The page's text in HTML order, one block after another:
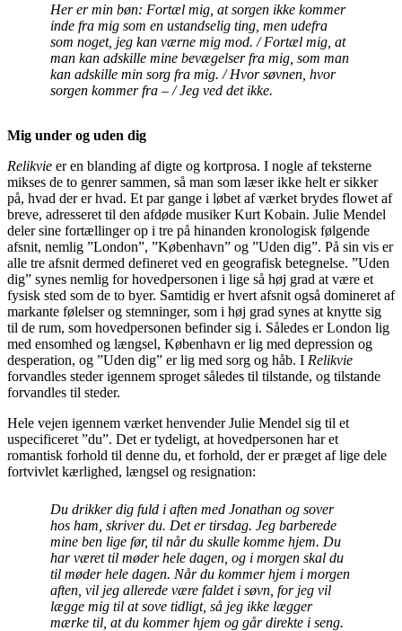
Her er min bøn: Fortæl mig, at sorgen ikke kommer
inde fra mig som en ustandselig ting, men udefra
som noget, jeg kan værne mig mod. / Fortæl mig, at
man kan adskille mine bevægelser fra mig, som man
kan adskille min sorg fra mig. / Hvor søvnen, hvor
sorgen kommer fra – / Jeg ved det ikke.
Mig under og uden dig
Relikvie er en blanding af digte og kortprosa. I nogle af teksterne
mikses de to genrer sammen, så man som læser ikke helt er sikker
på, hvad der er hvad. Et par gange i løbet af værket brydes flowet af
breve, adresseret til den afdøde musiker Kurt Kobain. Julie Mendel
deler sine fortællinger op i tre på hinanden kronologisk følgende
afsnit, nemlig ”London”, ”København” og ”Uden dig”. På sin vis er
alle tre afsnit dermed defineret ved en geografisk betegnelse. ”Uden
dig” synes nemlig for hovedpersonen i lige så høj grad at være et
fysisk sted som de to byer. Samtidig er hvert afsnit også domineret af
markante følelser og stemninger, som i høj grad synes at knytte sig
til de rum, som hovedpersonen befinder sig i. Således er London lig
med ensomhed og længsel, København er lig med depression og
desperation, og ”Uden dig” er lig med sorg og håb. I Relikvie
forvandles steder igennem sproget således til tilstande, og tilstande
forvandles til steder.
Hele vejen igennem værket henvender Julie Mendel sig til et
uspecificeret ”du”. Det er tydeligt, at hovedpersonen har et
romantisk forhold til denne du, et forhold, der er præget af lige dele
fortvivlet kærlighed, længsel og resignation:
Du drikker dig fuld i aften med Jonathan og sover
hos ham, skriver du. Det er tirsdag. Jeg barberede
mine ben lige før, til når du skulle komme hjem. Du
har været til møder hele dagen, og i morgen skal du
til møder hele dagen. Når du kommer hjem i morgen
aften, vil jeg allerede være faldet i søvn, for jeg vil
lægge mig til at sove tidligt, så jeg ikke lægger
mærke til, at du kommer hjem og går direkte i seng.